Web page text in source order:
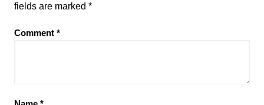
fields are marked *
Comment *